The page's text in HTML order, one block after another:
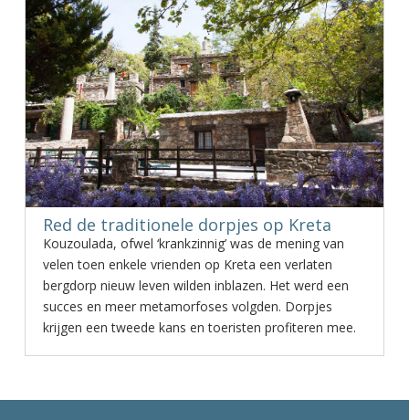
Red de traditionele dorpjes op Kreta
Kouzoulada, ofwel ‘krankzinnig’ was de mening van
velen toen enkele vrienden op Kreta een verlaten
bergdorp nieuw leven wilden inblazen. Het werd een
succes en meer metamorfoses volgden. Dorpjes
krijgen een tweede kans en toeristen profiteren mee.